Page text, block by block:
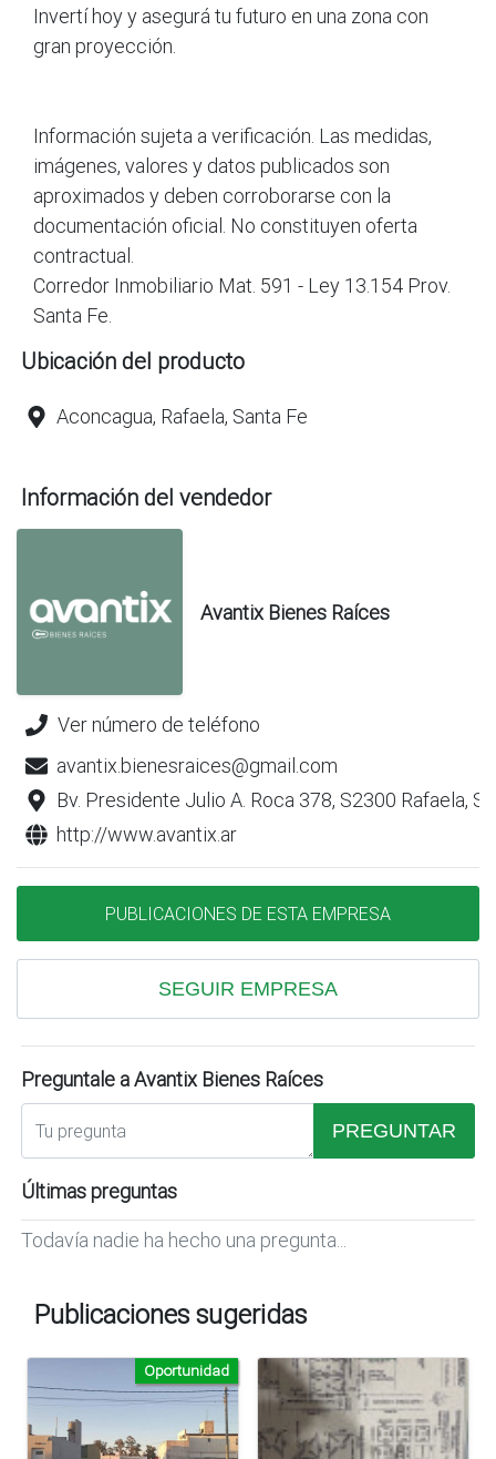
Invertí hoy y asegurá tu futuro en una zona con
gran proyección.
Información sujeta a verificación. Las medidas,
imágenes, valores y datos publicados son
aproximados y deben corroborarse con la
documentación oficial. No constituyen oferta
contractual.
Corredor Inmobiliario Mat. 591 - Ley 13.154 Prov.
Santa Fe.
Ubicación del producto
Aconcagua, Rafaela, Santa Fe
Información del vendedor
Avantix Bienes Raíces
Ver número de teléfono
avantix.bienesraices@gmail.com
Bv. Presidente Julio A. Roca 378, S2300 Rafaela,
http://www.avantix.ar
PUBLICACIONES DE ESTA EMPRESA
SEGUIR EMPRESA
Preguntale a Avantix Bienes Raíces
PREGUNTAR
Últimas preguntas
Todavía nadie ha hecho una pregunta...
Publicaciones sugeridas
Oportunidad